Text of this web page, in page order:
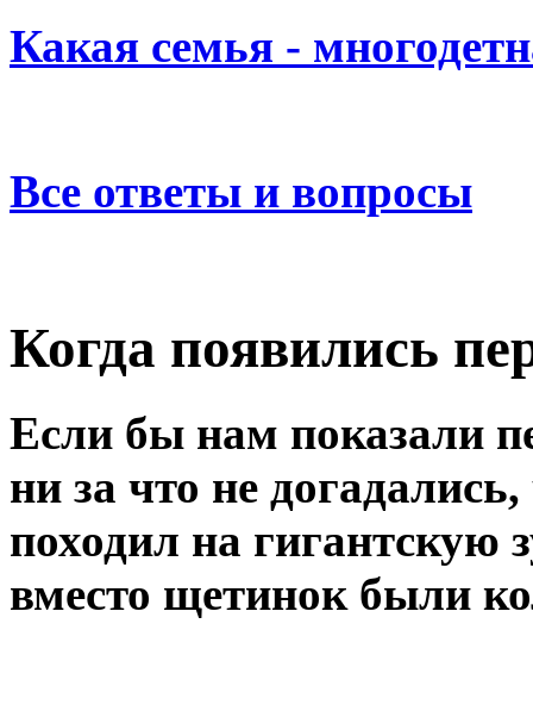
Какая семья -
Все ответы и вопросы
Когда появились
Если бы нам показали
ни за что не
походил на гигантскую
вместо щетинок были